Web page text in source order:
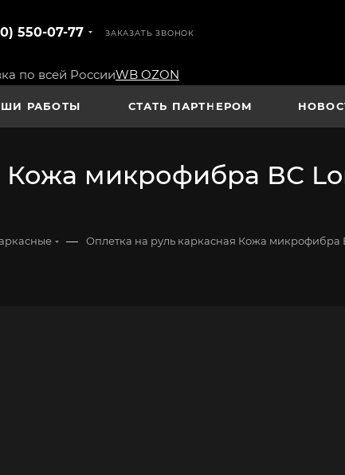
550-07-77 ЗАКАЗАТЬ ЗВОНОК
по всей РоссииWB OZON
РАБОТЫ СТАТЬ ПАРТНЕРОМ
Кожа микрофибра ВС
— Оплетка на руль каркасная Кожа